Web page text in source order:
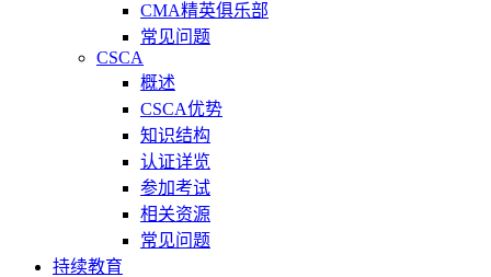
CMA精英俱乐部
常见问题
CSCA
概述
CSCA优势
知识结构
认证详览
参加考试
相关资源
常见问题
持续教育